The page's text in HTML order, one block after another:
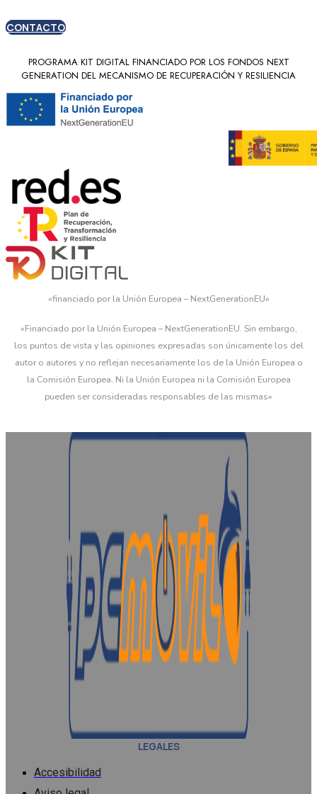
CONTACTO
PROGRAMA KIT DIGITAL FINANCIADO POR LOS FONDOS NEXT
GENERATION DEL MECANISMO DE RECUPERACIÓN Y RESILIENCIA
«financiado por la Unión Europea – NextGenerationEU»
«Financiado por la Unión Europea – NextGenerationEU. Sin embargo,
los puntos de vista y las opiniones expresadas son únicamente los del
autor o autores y no reflejan necesariamente los de la Unión Europea o
la Comisión Europea. Ni la Unión Europea ni la Comisión Europea
pueden ser consideradas responsables de las mismas»
LEGALES
Accesibilidad